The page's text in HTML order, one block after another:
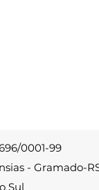
0001-99
- Gramado-
Sul